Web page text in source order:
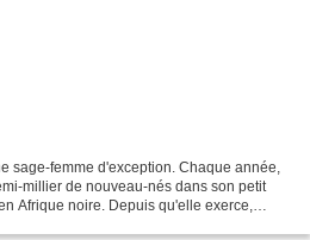
sage-femme d'exception. Chaque année,
millier de nouveau-nés dans son petit
Afrique noire. Depuis qu'elle exerce,